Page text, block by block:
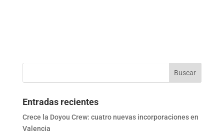
Entradas recientes
Crece la Doyou Crew: cuatro nuevas incorporaciones en
Valencia